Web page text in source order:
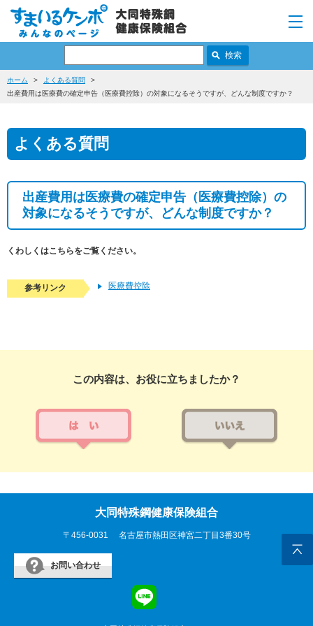
ホーム
よくある質問
出産費用は医療費の確定申告（医療費控除）の対象になるそうですが、どんな制度ですか？
よくある質問
出産費用は医療費の確定申告（医療費控除）の
対象になるそうですが、どんな制度ですか？
くわしくはこちらをご覧ください。
参考リンク 医療費控除
この内容は、お役に立ちましたか？
大同特殊鋼健康保険組合
〒456-0031 名古屋市熱田区神宮二丁目3番30号
お問い合わせ